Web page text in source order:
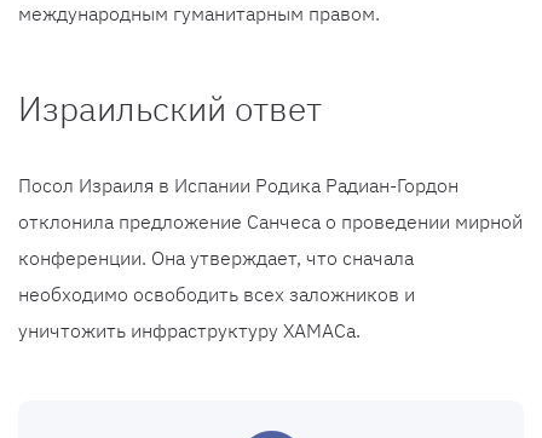
международным гуманитарным правом.
Израильский ответ
Посол Израиля в Испании Родика Радиан-Гордон
отклонила предложение Санчеса о проведении мирной
конференции. Она утверждает, что сначала
необходимо освободить всех заложников и
уничтожить инфраструктуру ХАМАСа.